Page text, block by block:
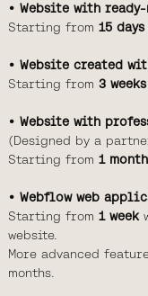
• Website with
Starting from 15 days
• Website created
Starting from 3 weeks
• Website with
(Designed by a
Starting from 1 month
• Webflow web
Starting from 1 week
website.
More advanced
months.